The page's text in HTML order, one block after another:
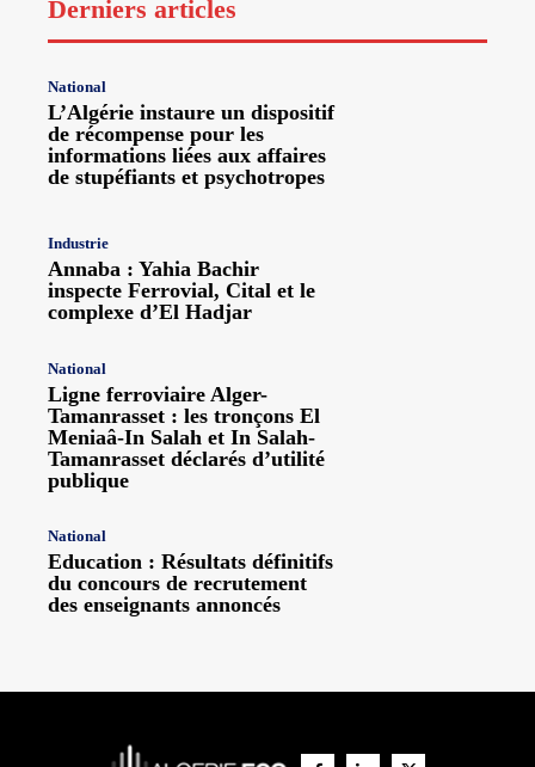
Derniers articles
National
L’Algérie instaure un dispositif
de récompense pour les
informations liées aux affaires
de stupéfiants et psychotropes
Industrie
Annaba : Yahia Bachir
inspecte Ferrovial, Cital et le
complexe d’El Hadjar
National
Ligne ferroviaire Alger-
Tamanrasset : les tronçons El
Meniaâ-In Salah et In Salah-
Tamanrasset déclarés d’utilité
publique
National
Education : Résultats définitifs
du concours de recrutement
des enseignants annoncés